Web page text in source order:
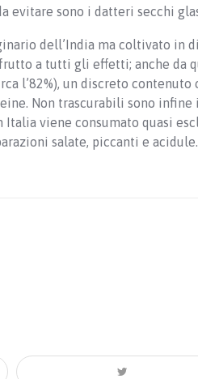
evitare sono i datteri secchi
dell’India ma coltivato in
a tutti gli effetti; anche da
l’82%), un discreto
Non trascurabili sono
viene consumato quasi
salate, piccanti e acidule.